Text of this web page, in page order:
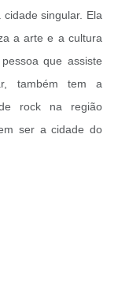
singular. Ela
a arte e a cultura
que assiste
também tem a
rock na região
ser a cidade do